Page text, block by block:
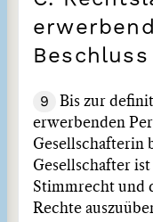
Beschluss
9
Bis zur
erwerbenden
Gesellschafterin
Gesellschafter
Stimmrecht und
Rechte